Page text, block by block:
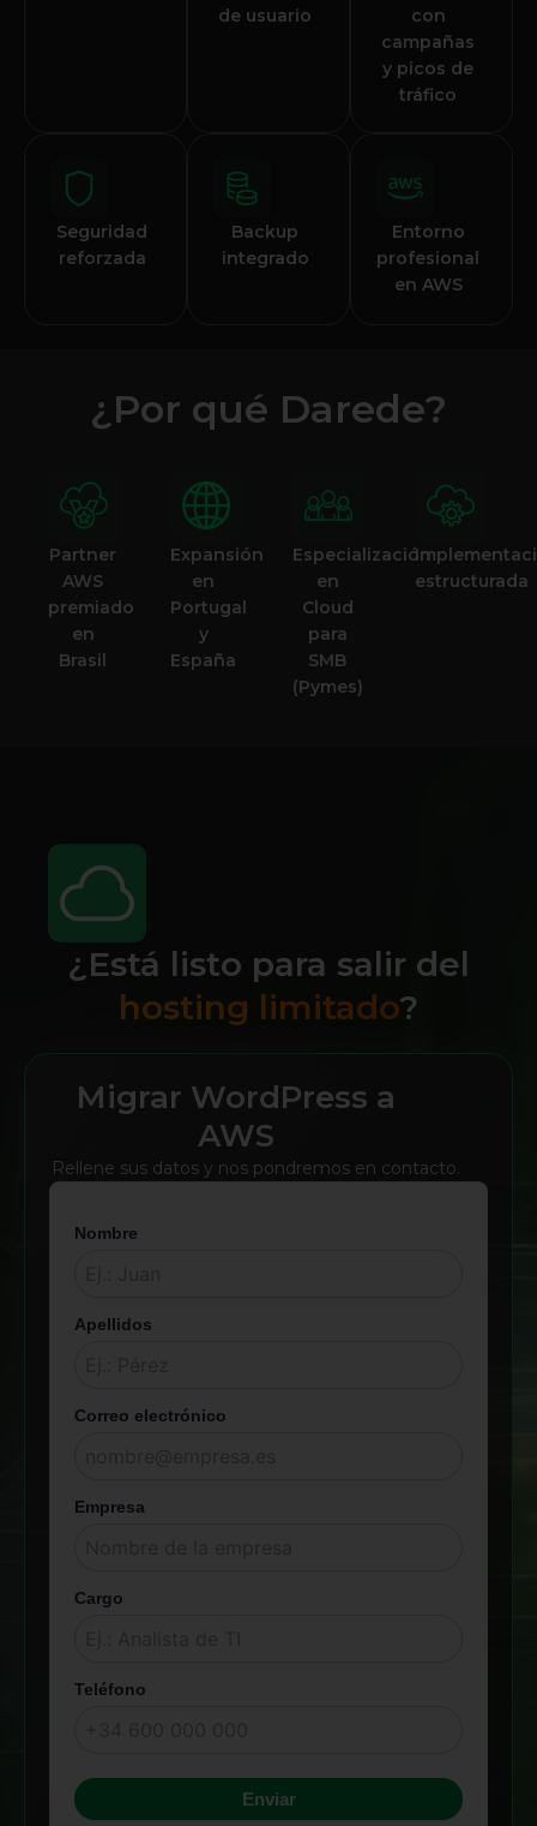
de usuario
con
campañas
y picos de
tráfico
Seguridad
reforzada
Backup
integrado
Entorno
profesional
en AWS
¿Por qué Darede?
Partner
AWS
premiado
en
Brasil
Expansión
en
Portugal
y
España
Especialización
en
Cloud
para
SMB
(Pymes)
estructurada
¿Está listo para salir del
hosting limitado?
Migrar WordPress a
AWS
Rellene sus datos y nos pondremos en contacto.
Nombre
Apellidos
Correo electrónico
Empresa
Cargo
Teléfono